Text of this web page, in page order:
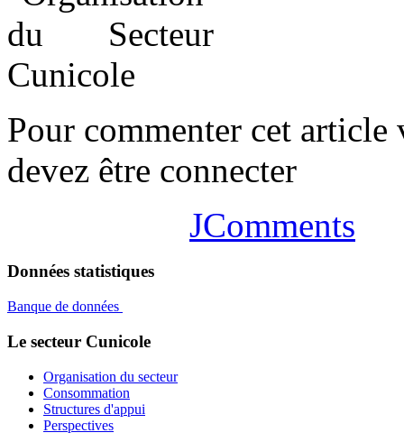
Pour commenter cet article
devez être connecter
JComments
Données statistiques
Banque de données
Le secteur Cunicole
Organisation du secteur
Consommation
Structures d'appui
Perspectives